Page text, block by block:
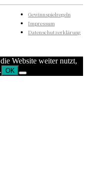
Gewinnspielregeln
Impressum
Datenschutzerklärung
Website weiter nutzt,
OK